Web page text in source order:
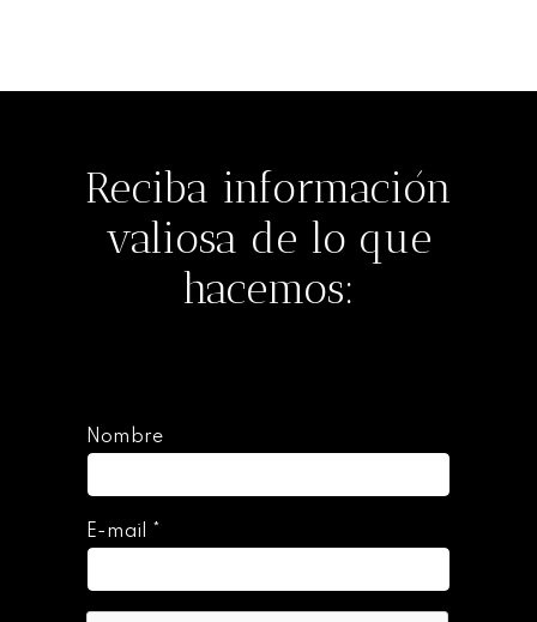
Reciba información
valiosa de lo que
hacemos:
Nombre
E-mail *